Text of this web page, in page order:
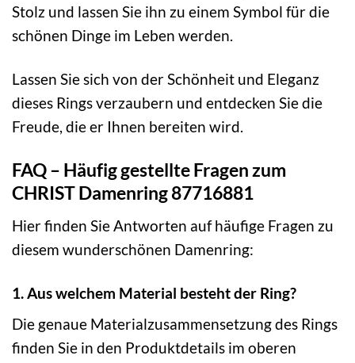
Stolz und lassen Sie ihn zu einem Symbol für die
schönen Dinge im Leben werden.
Lassen Sie sich von der Schönheit und Eleganz
dieses Rings verzaubern und entdecken Sie die
Freude, die er Ihnen bereiten wird.
FAQ – Häufig gestellte Fragen zum
CHRIST Damenring 87716881
Hier finden Sie Antworten auf häufige Fragen zu
diesem wunderschönen Damenring:
1. Aus welchem Material besteht der Ring?
Die genaue Materialzusammensetzung des Rings
finden Sie in den Produktdetails im oberen